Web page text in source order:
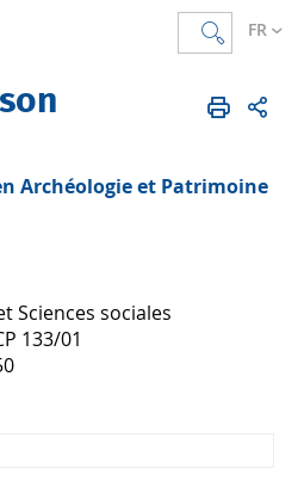
FR
Archéologie et Patrimoine
Sciences sociales
133/01